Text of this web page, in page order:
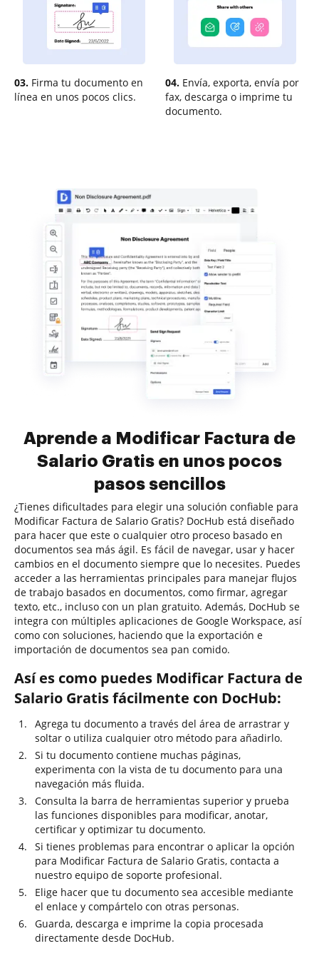
03. Firma tu documento en
línea en unos pocos clics.
04. Envía, exporta, envía por
fax, descarga o imprime tu
documento.
Aprende a Modificar Factura de
Salario Gratis en unos pocos
pasos sencillos
¿Tienes dificultades para elegir una solución confiable para
Modificar Factura de Salario Gratis? DocHub está diseñado
para hacer que este o cualquier otro proceso basado en
documentos sea más ágil. Es fácil de navegar, usar y hacer
cambios en el documento siempre que lo necesites. Puedes
acceder a las herramientas principales para manejar flujos
de trabajo basados en documentos, como firmar, agregar
texto, etc., incluso con un plan gratuito. Además, DocHub se
integra con múltiples aplicaciones de Google Workspace, así
como con soluciones, haciendo que la exportación e
importación de documentos sea pan comido.
Así es como puedes Modificar Factura de
Salario Gratis fácilmente con DocHub:
Agrega tu documento a través del área de arrastrar y
soltar o utiliza cualquier otro método para añadirlo.
Si tu documento contiene muchas páginas,
experimenta con la vista de tu documento para una
navegación más fluida.
Consulta la barra de herramientas superior y prueba
las funciones disponibles para modificar, anotar,
certificar y optimizar tu documento.
Si tienes problemas para encontrar o aplicar la opción
para Modificar Factura de Salario Gratis, contacta a
nuestro equipo de soporte profesional.
Elige hacer que tu documento sea accesible mediante
el enlace y compártelo con otras personas.
Guarda, descarga e imprime la copia procesada
directamente desde DocHub.